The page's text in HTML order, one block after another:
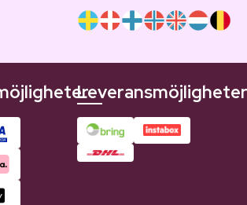
Leveransmöjligheter